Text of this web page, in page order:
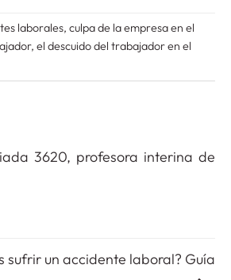
laborales, culpa de la empresa en el
, el descuido del trabajador en el
3620, profesora interina de
sufrir un accidente laboral? Guía